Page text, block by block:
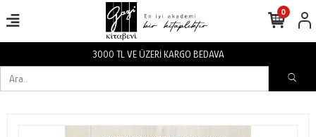
3000 TL VE ÜZERİ KARGO BEDAVA
0